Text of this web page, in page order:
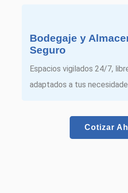
Bodegaje y
Seguro
Espacios vigilados 24/7,
adaptados a tus
Cotizar